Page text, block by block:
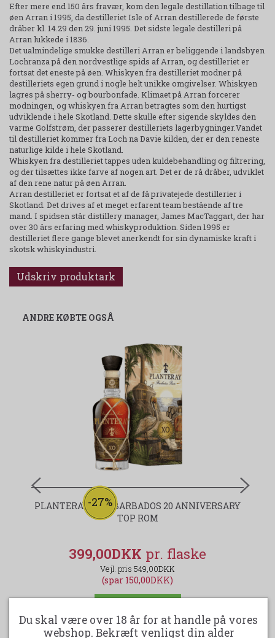
Efter mere end 150 års fravær, kom den legale destillation tilbage til
øen Arran i 1995, da destilleriet Isle of Arran destillerede de første
dråber kl. 14.29 den 29. juni 1995. Det sidste legale destilleri på
Arran lukkede i 1836.
Det ualmindelige smukke destilleri Arran er beliggende i landsbyen
Lochranza på den nordvestlige spids af Arran, og destilleriet er
fortsat det eneste på øen. Whiskyen fra destilleriet modner på
destilleriets egen grund i nogle helt unikke omgivelser. Whiskyen
lagres på sherry- og bourbonfade. Klimaet på Arran forcerer
modningen, og whiskyen fra Arran betragtes som den hurtigst
udviklende i hele Skotland. Dette skulle efter sigende skyldes den
varme Golfstrøm, der passerer destilleriets lagerbygninger.Vandet
til destilleriet kommer fra Loch na Davie kilden, der er den reneste
naturlige kilde i hele Skotland.
Whiskyen fra destilleriet tappes uden kuldebehandling og filtrering,
og der tilsættes ikke farve af nogen art. Det er de rå dråber, udviklet
af den rene natur på øen Arran.
Arran destilleriet er fortsat et af de få privatejede destillerier i
Skotland. Det drives af et meget erfarent team bestående af tre
mand. I spidsen står distillery manager, James MacTaggart, der har
over 30 års erfaring med whiskyproduktion. Siden 1995 er
destilleriet flere gange blevet anerkendt for sin dynamiske kraft i
skotsk whiskyindustri.
Udskriv produktark
ANDRE KØBTE OGSÅ
-27%
PLANTERAY ROM BARBADOS 20 ANNIVERSARY
TOP ROM
399,00DKK
549,00DKK
(spar 150,00DKK)
Du skal være over 18 år for at handle på vores
webshop. Bekræft venligst din alder